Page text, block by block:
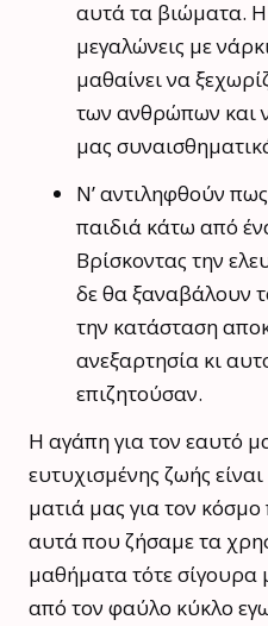
αυτά τα βιώματα. Η
μεγαλώνεις με
μαθαίνει να
των ανθρώπων και
μας
Ν’ αντιληφθούν
παιδιά κάτω από
Βρίσκοντας την
δε θα ξαναβάλουν
την κατάσταση
ανεξαρτησία κι
επιζητούσαν.
Η αγάπη για τον εαυτό
ευτυχισμένης ζωής
ματιά μας για τον
αυτά που ζήσαμε τα
μαθήματα τότε
από τον φαύλο κύκλο